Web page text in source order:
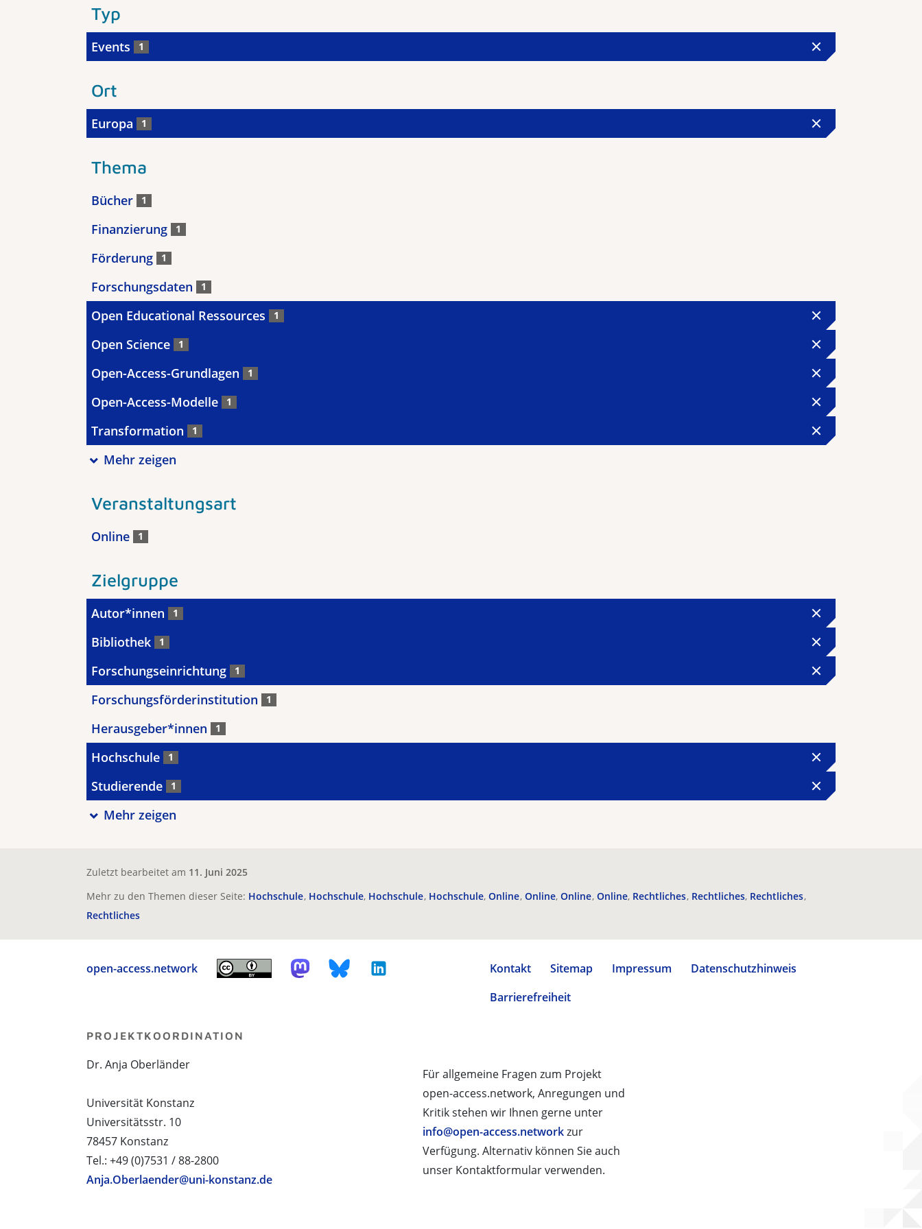
Typ
Events 1
Ort
Europa 1
Thema
Bücher 1
Finanzierung 1
Förderung 1
Forschungsdaten 1
Open Educational Ressources 1
Open Science 1
Open-Access-Grundlagen 1
Open-Access-Modelle 1
Transformation 1
Mehr zeigen
Veranstaltungsart
Online 1
Zielgruppe
Autor*innen 1
Bibliothek 1
Forschungseinrichtung 1
Forschungsförderinstitution 1
Herausgeber*innen 1
Hochschule 1
Studierende 1
Mehr zeigen
Zuletzt bearbeitet am 11. Juni 2025
Mehr zu den Themen dieser Seite: Hochschule Hochschule Hochschule Hochschule Online Online Online Online Rechtliches Rechtliches Rechtliches
Rechtliches
open-access.network Kontakt Sitemap Impressum
Datenschutzhinweis
Barrierefreiheit
Für allgemeine Fragen zum Projekt
open-access.network, Anregungen und
Kritik stehen wir Ihnen gerne unter
info@open-access.networkzur
Verfügung. Alternativ können Sie auch
unser Kontaktformular verwenden.
PROJEKTKOORDINATION
Dr. Anja Oberländer
Universität Konstanz
Universitätsstr. 10
78457 Konstanz
Tel.: +49 (0)7531 / 88-2800
Anja.Oberlaender@uni-konstanz.de